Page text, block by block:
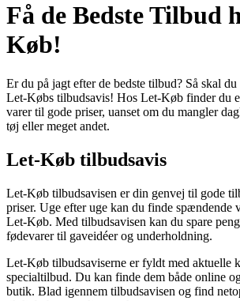
Få de Bedste Tilbud
Køb!
Er du på jagt efter de bedste tilbud? Så skal
Let-Købs tilbudsavis! Hos Let-Køb finder du
varer til gode priser, uanset om du mangler
tøj eller meget andet.
Let-Køb tilbudsavis
Let-Køb tilbudsavisen er din genvej til gode
priser. Uge efter uge kan du finde spændende
Let-Køb. Med tilbudsavisen kan du spare
fødevarer til gaveidéer og underholdning.
Let-Køb tilbudsaviserne er fyldt med aktuelle
specialtilbud. Du kan finde dem både online
butik. Blad igennem tilbudsavisen og find